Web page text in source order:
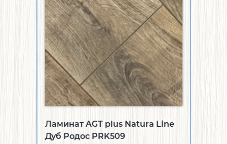
Ламинат AGT plus Natura Line
Дуб Родос PRK509